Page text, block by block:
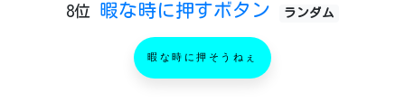
8位 暇な時に押すボタン ランダム
暇な時に押そうねぇ